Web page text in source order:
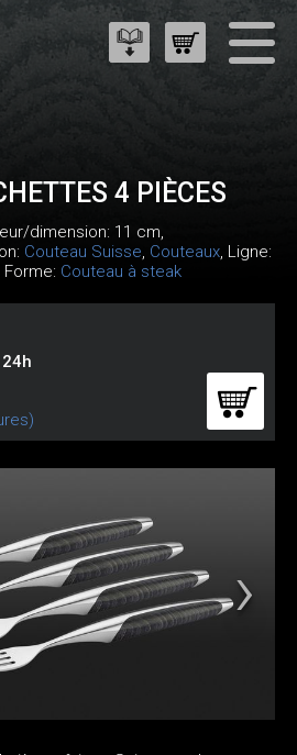
4 PIÈCES
dimension: 11 cm,
Couteau Suisse, Couteaux, Ligne:
Forme: Couteau à steak